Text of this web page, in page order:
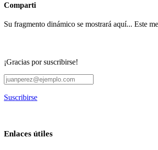
Comparti
Su fragmento dinámico se mostrará aquí... Este
¡Gracias por suscribirse!
Suscribirse
Enlaces útiles